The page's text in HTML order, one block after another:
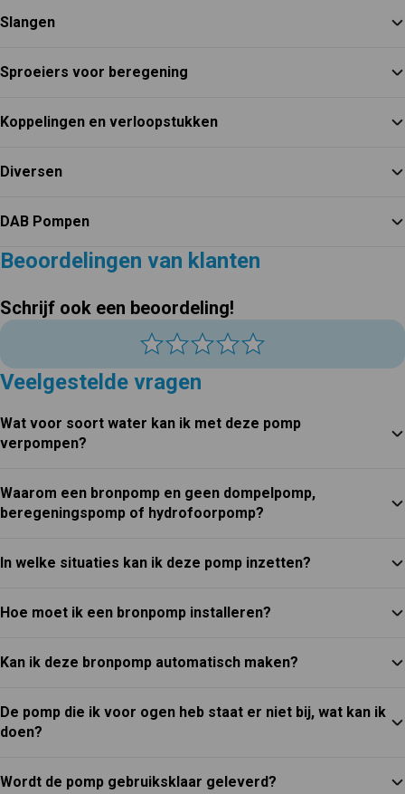
Slangen
Sproeiers voor beregening
Koppelingen en verloopstukken
Diversen
DAB Pompen
Beoordelingen van klanten
Schrijf ook een beoordeling!
Veelgestelde vragen
Wat voor soort water kan ik met deze pomp
verpompen?
Waarom een bronpomp en geen dompelpomp,
beregeningspomp of hydrofoorpomp?
In welke situaties kan ik deze pomp inzetten?
Hoe moet ik een bronpomp installeren?
Kan ik deze bronpomp automatisch maken?
De pomp die ik voor ogen heb staat er niet bij, wat kan ik
doen?
Wordt de pomp gebruiksklaar geleverd?